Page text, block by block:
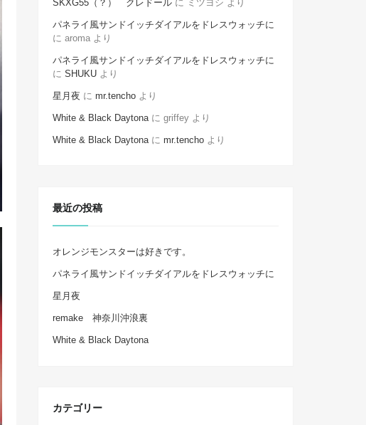
SKXG55（？） クレドール に ミツヨシ より
パネライ風サンドイッチダイアルをドレスウォッチに
に aroma より
パネライ風サンドイッチダイアルをドレスウォッチに
に SHUKU より
星月夜 に mr.tencho より
White & Black Daytona に griffey より
White & Black Daytona に mr.tencho より
最近の投稿
オレンジモンスターは好きです。
パネライ風サンドイッチダイアルをドレスウォッチに
星月夜
remake 神奈川沖浪裏
White & Black Daytona
カテゴリー